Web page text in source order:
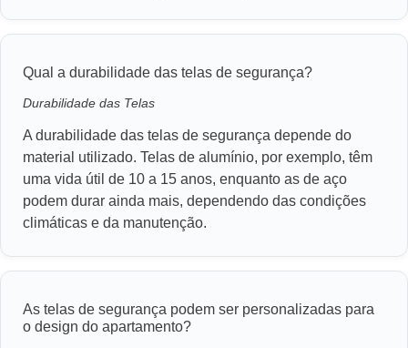
Qual a durabilidade das telas de segurança?
Durabilidade das Telas
A durabilidade das telas de segurança depende do
material utilizado. Telas de alumínio, por exemplo, têm
uma vida útil de 10 a 15 anos, enquanto as de aço
podem durar ainda mais, dependendo das condições
climáticas e da manutenção.
As telas de segurança podem ser personalizadas para
o design do apartamento?